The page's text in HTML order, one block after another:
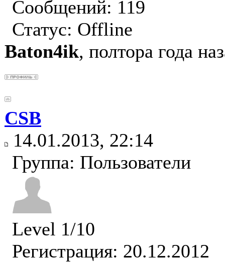
Сообщений: 119
Статус: Offline
Baton4ik, полтора года
CSB
14.01.2013, 22:14
Группа: Пользователи
Level 1/10
Регистрация: 20.12.2012